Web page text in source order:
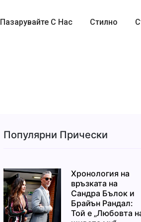
Пазарувайте С Нас Стилно
Популярни Прически
Хронология на
връзката на
Сандра Бълок и
Брайън Рандал:
Той е „Любовта